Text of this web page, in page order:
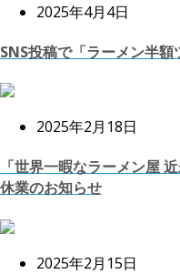
2025年4月4日
SNS投稿で「ラーメン半
2025年2月18日
「世界一暇なラーメン屋
休業のお知らせ
2025年2月15日